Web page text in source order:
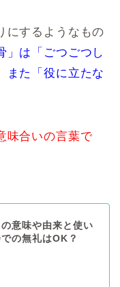
にするようなもの
」は「ごつごつし
また「役に立たな
味合いの言葉で
の意味や由来と使い
の無礼はOK？